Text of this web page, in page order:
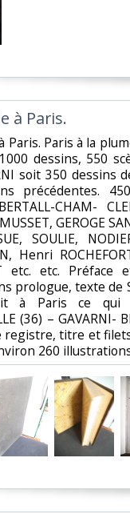
à Paris.‎
Paris. Paris à la
dessins, 550
soit 350 dessins
précédentes.
CHAM-
GEROGE
SOULIE,
Henri
etc. etc. Préface
prologue, texte de
à Paris ce qui
(36) – GAVARNI-
titre et
260